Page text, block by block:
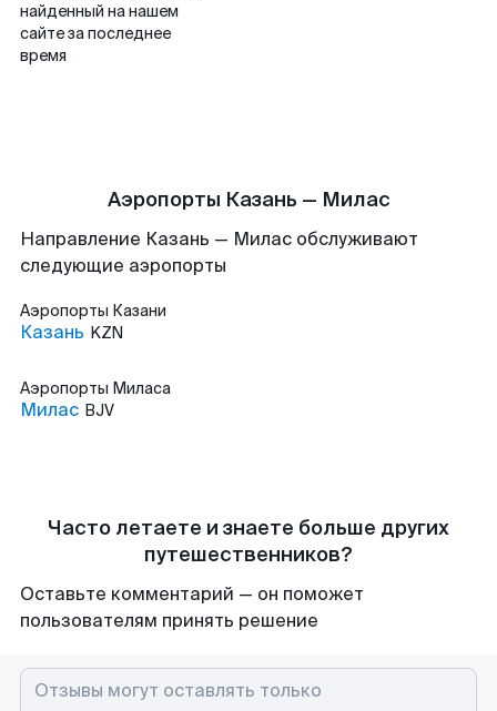
найденный на нашем
сайте за последнее
время
Аэропорты Казань — Милас
Направление Казань — Милас обслуживают
следующие аэропорты
Аэропорты Казани
Казань KZN
Аэропорты Миласа
Милас BJV
Часто летаете и знаете больше других
путешественников?
Оставьте комментарий — он поможет
пользователям принять решение